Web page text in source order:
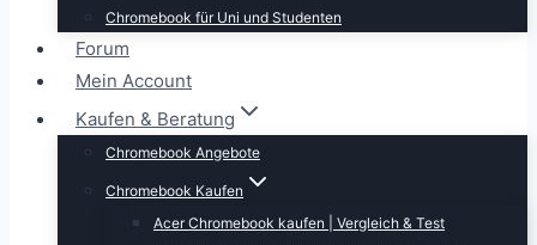
Chromebook für Uni und Studenten
Forum
Mein Account
Kaufen & Beratung
Chromebook Angebote
Chromebook Kaufen
Acer Chromebook kaufen | Vergleich & Test